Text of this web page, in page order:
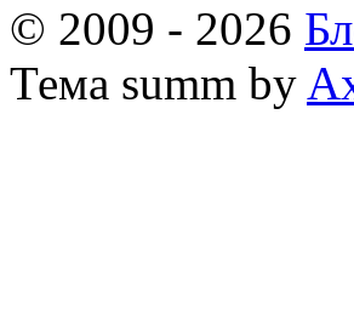
© 2009 - 2026
Тема summ by